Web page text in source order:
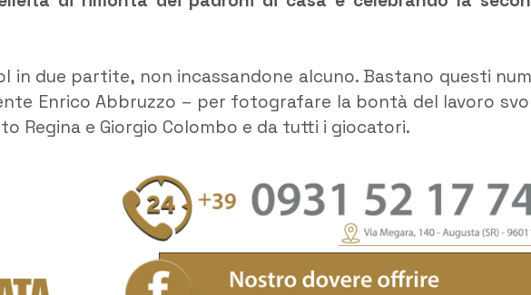
in due partite, non incassandone alcuno. Bastano questi
Enrico Abbruzzo – per fotografare la bontà del lavoro
Regina e Giorgio Colombo e da tutti i giocatori.